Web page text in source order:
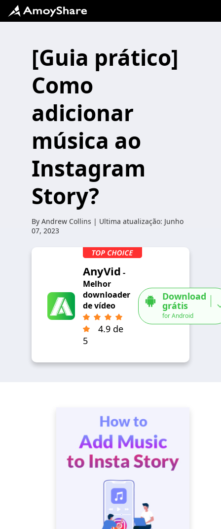
[Guia prático]
Como
adicionar
música ao
Instagram
Story?
By Andrew Collins | Ultima atualização: Junho
07, 2023
AnyVid -
Melhor
downloader
de vídeo
4.9 de
5
Download
grátis
for Android